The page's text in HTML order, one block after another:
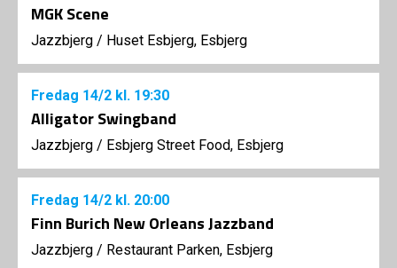
MGK Scene
Jazzbjerg / Huset Esbjerg, Esbjerg
Fredag 14/2 kl. 19:30
Alligator Swingband
Jazzbjerg / Esbjerg Street Food, Esbjerg
Fredag 14/2 kl. 20:00
Finn Burich New Orleans Jazzband
Jazzbjerg / Restaurant Parken, Esbjerg